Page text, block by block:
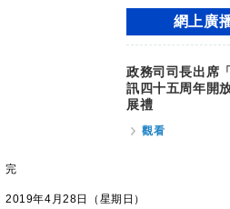
網上廣
政務司司長出席
訊四十五周年開
展禮
觀看
完
2019年4月28日（星期日）